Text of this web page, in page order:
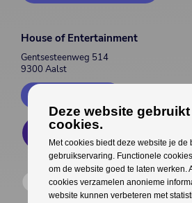
House of Entertainment
Gentsesteenweg 514
9300 Aalst
Deze website gebruikt
cookies.
Met cookies biedt deze website je de
gebruikservaring. Functionele
om de website goed te laten werken.
cookies verzamelen anonieme
website kunnen verbeteren met